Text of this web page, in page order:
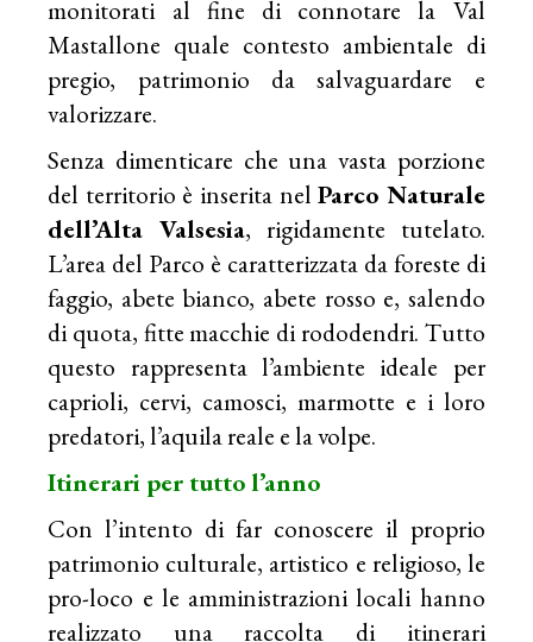
monitorati al fine di connotare la Val
Mastallone quale contesto ambientale di
pregio, patrimonio da salvaguardare e
valorizzare.
Senza dimenticare che una vasta porzione
del territorio è inserita nelParco Naturale
dell’Alta Valsesia, rigidamente tutelato.
L’area del Parco è caratterizzata da foreste di
faggio, abete bianco, abete rosso e, salendo
di quota, fitte macchie di rododendri. Tutto
questo rappresenta l’ambiente ideale per
caprioli, cervi, camosci, marmotte e i loro
predatori, l’aquila reale e la volpe.
Itinerari per tutto l’anno
Con l’intento di far conoscere il proprio
patrimonio culturale, artistico e religioso, le
pro-loco e le amministrazioni locali hanno
realizzato una raccolta di itinerari